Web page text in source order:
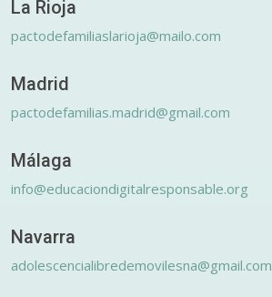
La Rioja
pactodefamiliaslarioja@mailo.com
Madrid
pactodefamilias.madrid@gmail.com
Málaga
info@educaciondigitalresponsable.org
Navarra
adolescencialibredemovilesna@gmail.com